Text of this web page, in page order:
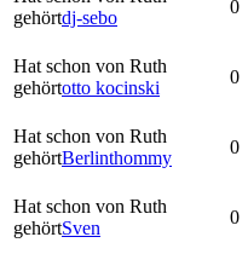
gehörtdj-sebo
0
Hat schon von Ruth
gehörtotto kocinski
0
Hat schon von Ruth
gehörtBerlinthommy
0
Hat schon von Ruth
gehörtSven
0